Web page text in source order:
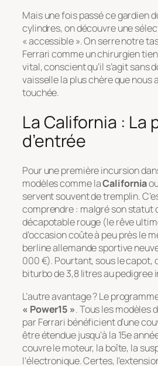
Mais une fois passé ce gardien
cylindres, on découvre une
« accessible ». On serre notre
Ferrari comme un chirurgien
vital, conscient qu’il s’agit sans
vaisselle la plus chère que nous
touchée.
La California : La
d’entrée
Pour une première incursion
modèles comme laCalifornia
servent souvent de tremplin.
comprendre : malgré son statut
décapotable rouge (le rêve
d’occasion coûte à peu près le
berline allemande sportive
000 €). Pourtant, sous le capot,
biturbo de 3,8 litres au pedigree
L’autre avantage ? Le
« Power15 ». Tous les modèles
par Ferrari bénéficient d’une
être étendue jusqu’à la 15e
couvre le moteur, la boîte, la
l’électronique. Certes,